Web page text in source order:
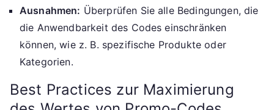
Ausnahmen: Überprüfen Sie alle Bedingungen, die
die Anwendbarkeit des Codes einschränken
können, wie z. B. spezifische Produkte oder
Kategorien.
Best Practices zur Maximierung